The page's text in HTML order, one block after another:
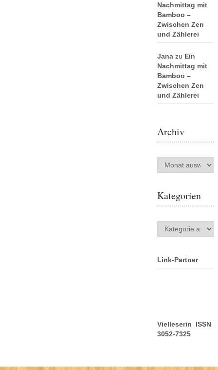
Nachmittag mit
Bamboo –
Zwischen Zen
und Zählerei
Janazu Ein
Nachmittag mit
Bamboo –
Zwischen Zen
und Zählerei
Archiv
Archiv
Kategorien
Kategorien
Link-Partner
Vielleserin ISSN
3052-7325